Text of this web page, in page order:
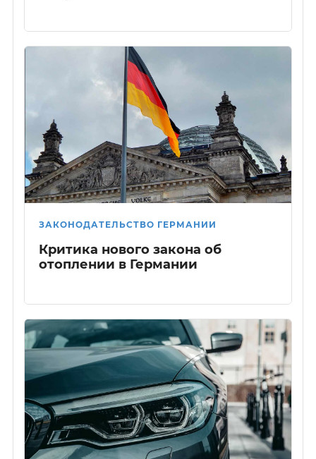
ЗАКОНОДАТЕЛЬСТВО ГЕРМАНИИ
Критика нового закона об
отоплении в Германии